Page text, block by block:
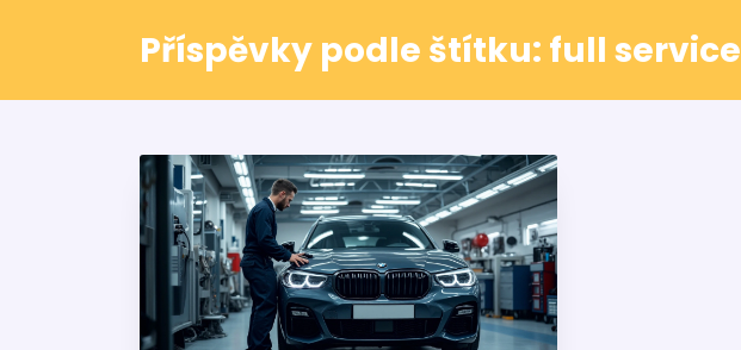
Příspěvky podle štítku: full service